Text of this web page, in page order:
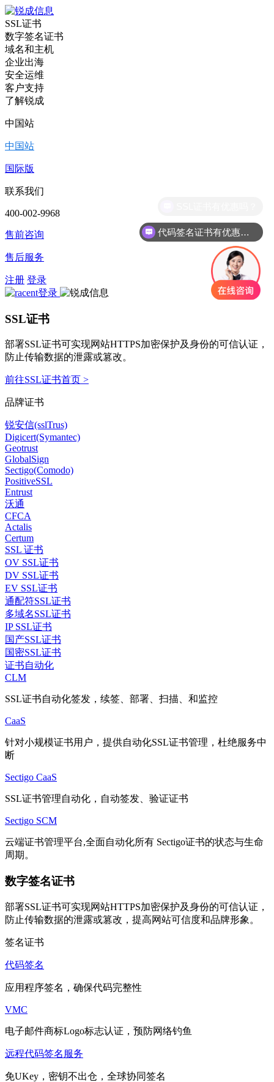
SSL证书
数字签名证书
域名和主机
企业出海
安全运维
客户支持
了解锐成
中国站
中国站
国际版
联系我们
400-002-9968
售前咨询
售后服务
注册 登录
SSL证书
部署SSL证书可实现网站HTTPS加密保护及身份的可信认证，
防止传输数据的泄露或篡改。
前往SSL证书首页 >
品牌证书
锐安信(sslTrus)
Digicert(Symantec)
Geotrust
GlobalSign
Sectigo(Comodo)
PositiveSSL
Entrust
沃通
CFCA
Actalis
Certum
SSL 证书
OV SSL证书
DV SSL证书
EV SSL证书
通配符SSL证书
多域名SSL证书
IP SSL证书
国产SSL证书
国密SSL证书
证书自动化
CLM
SSL证书自动化签发，续签、部署、扫描、和监控
CaaS
针对小规模证书用户，提供自动化SSL证书管理，杜绝服务中
断
Sectigo CaaS
SSL证书管理自动化，自动签发、验证证书
Sectigo SCM
云端证书管理平台,全面自动化所有 Sectigo证书的状态与生命
周期。
数字签名证书
部署SSL证书可实现网站HTTPS加密保护及身份的可信认证，
防止传输数据的泄露或篡改，提高网站可信度和品牌形象。
签名证书
代码签名
应用程序签名，确保代码完整性
VMC
电子邮件商标Logo标志认证，预防网络钓鱼
远程代码签名服务
免UKey，密钥不出仓，全球协同签名